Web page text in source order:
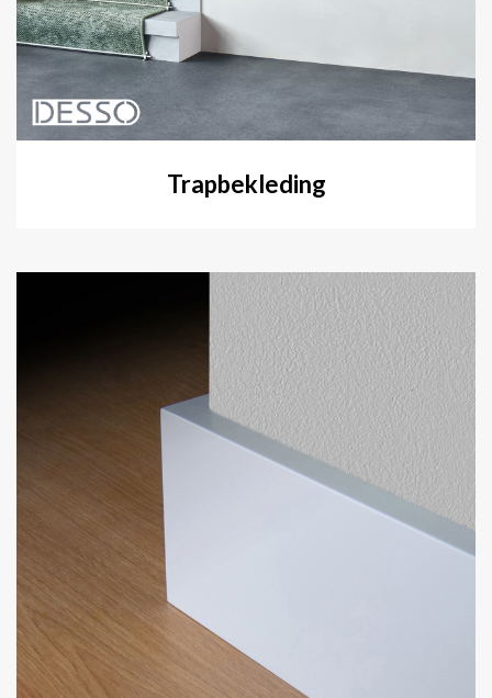
Trapbekleding